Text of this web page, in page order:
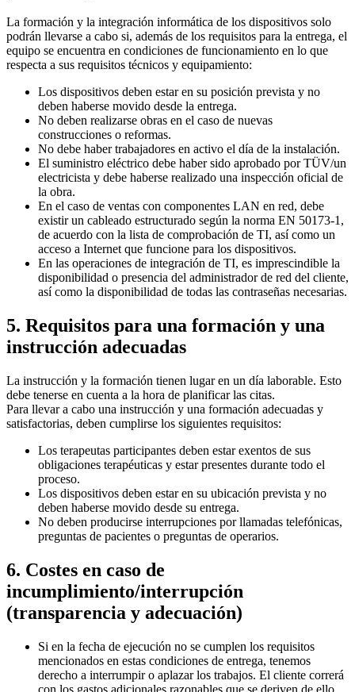
La formación y la integración informática de los dispositivos solo
podrán llevarse a cabo si, además de los requisitos para la entrega, el
equipo se encuentra en condiciones de funcionamiento en lo que
respecta a sus requisitos técnicos y equipamiento:
Los dispositivos deben estar en su posición prevista y no
deben haberse movido desde la entrega.
No deben realizarse obras en el caso de nuevas
construcciones o reformas.
No debe haber trabajadores en activo el día de la instalación.
El suministro eléctrico debe haber sido aprobado por TÜV/un
electricista y debe haberse realizado una inspección oficial de
la obra.
En el caso de ventas con componentes LAN en red, debe
existir un cableado estructurado según la norma EN 50173-1,
de acuerdo con la lista de comprobación de TI, así como un
acceso a Internet que funcione para los dispositivos.
En las operaciones de integración de TI, es imprescindible la
disponibilidad o presencia del administrador de red del cliente,
así como la disponibilidad de todas las contraseñas necesarias.
5. Requisitos para una formación y una
instrucción adecuadas
La instrucción y la formación tienen lugar en un día laborable. Esto
debe tenerse en cuenta a la hora de planificar las citas.
Para llevar a cabo una instrucción y una formación adecuadas y
satisfactorias, deben cumplirse los siguientes requisitos:
Los terapeutas participantes deben estar exentos de sus
obligaciones terapéuticas y estar presentes durante todo el
proceso.
Los dispositivos deben estar en su ubicación prevista y no
deben haberse movido desde su entrega.
No deben producirse interrupciones por llamadas telefónicas,
preguntas de pacientes o preguntas de operarios.
6. Costes en caso de
incumplimiento/interrupción
(transparencia y adecuación)
Si en la fecha de ejecución no se cumplen los requisitos
mencionados en estas condiciones de entrega, tenemos
derecho a interrumpir o aplazar los trabajos. El cliente correrá
con los gastos adicionales razonables que se deriven de ello